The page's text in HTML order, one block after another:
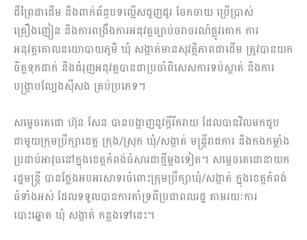
ដីព្រៃជាដើម និងពាក់ព័ន្ធបទល្មើសជួញដូរ ចែកចាយ ប្រើប្រាស់
គ្រឿងញៀន និងការពង្រឹងការអនុវត្តច្បាប់ចរាចរណ៍ផ្លូវគោក ការ
អនុវត្តគោលនយោបាយភូមិ ឃុំ សង្កាត់មានសុវត្ថិភាពជាដើម ត្រូវបានយក
ចិត្តទុកដាក់ និងជំរុញអនុវត្តបានជាប្រចាំពិសេសការទប់ស្កាត់ និងការ
បង្ក្រាបល្បែងស៊ីសង គ្រប់ប្រភេទ។
សម្តេចតេជោ ហ៊ុន សែន បានបង្ហាញនូវក្តីរីករាយ ដែលបានវិលមកជួប
ជាមួយក្រុមប្រឹក្សាខេត្ត ក្រុង/ស្រុក ឃុំ/សង្កាត់ មន្ត្រីរាជការ និងកងកម្លាំង
ប្រដាប់អាវុធនៅក្នុងខេត្តកំពង់ធំសារជាថ្មីម្តងទៀត។ សម្តេចតេជោនាយក
រដ្ឋមន្ត្រី បានថ្លែងអបអរសាទរចំពោះក្រុមប្រឹក្សាឃុំ/សង្កាត់​ ក្នុងខេត្តកំពង់
ធំទាំងអស់ ដែលទទួលបានការគាំទ្រពីប្រជាពលរដ្ឋ តាមរយៈការ
បោះឆ្នោត ឃុំ សង្កាត់ កន្លងទៅនេះ។